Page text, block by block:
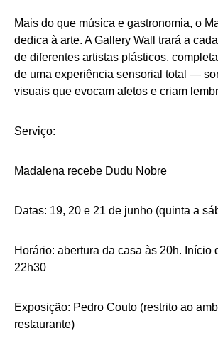
Mais do que música e gastronomia, o
dedica à arte. A Gallery Wall trará a
de diferentes artistas plásticos,
de uma experiência sensorial total —
visuais que evocam afetos e criam
Serviço:
Madalena recebe Dudu Nobre
Datas: 19, 20 e 21 de junho (quinta a
Horário: abertura da casa às 20h. Início
22h30
Exposição: Pedro Couto (restrito ao
restaurante)